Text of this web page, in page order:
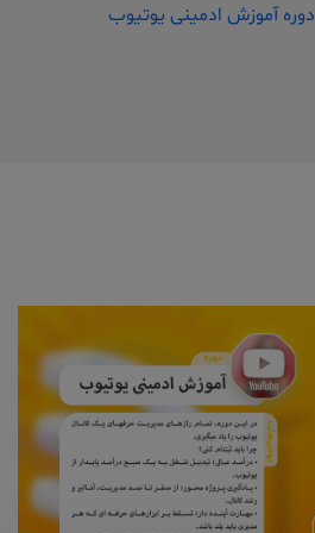
دوره آموزش ادمینی یوتیوب